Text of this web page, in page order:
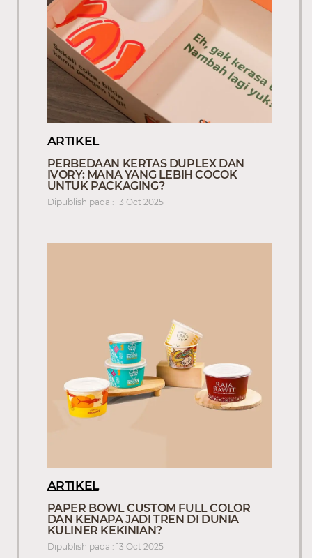
ARTIKEL
PERBEDAAN KERTAS DUPLEX DAN
IVORY: MANA YANG LEBIH COCOK
UNTUK PACKAGING?
Dipublish pada : 13 Oct 2025
ARTIKEL
PAPER BOWL CUSTOM FULL COLOR
DAN KENAPA JADI TREN DI DUNIA
KULINER KEKINIAN?
Dipublish pada : 13 Oct 2025